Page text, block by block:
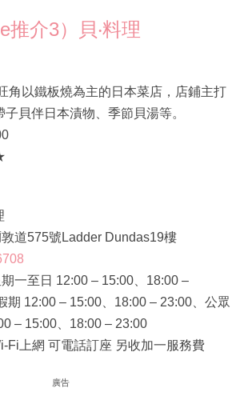
推介3）貝‧料理
角以鐵板燒為主的日本菜店，店鋪主打
貝伴日本漬物、季節貝湯等。
道575號Ladder Dundas19樓
一至日 12:00 – 15:00、18:00 –
期 12:00 – 15:00、18:00 – 23:00、公眾
– 15:00、18:00 – 23:00
Fi上網 可電話訂座 另收加一服務費
廣告